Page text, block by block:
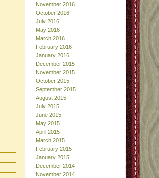
November 2016
October 2016
July 2016
May 2016
March 2016
February 2016
January 2016
December 2015
November 2015
October 2015
September 2015
August 2015
July 2015
June 2015
May 2015
April 2015
March 2015
February 2015
January 2015
December 2014
November 2014